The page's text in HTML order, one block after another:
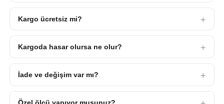
Kargo ücretsiz mi?
Kargoda hasar olursa ne olur?
İade ve değişim var mı?